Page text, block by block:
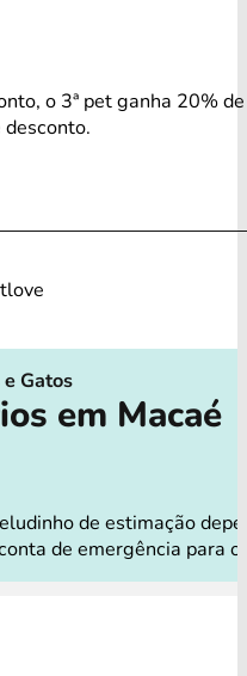
o 3ª pet ganha 20%
Gatos
em Macaé
de estimação
de emergência para